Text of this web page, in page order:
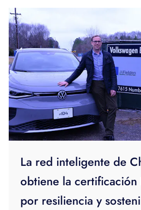
La red inteligente de
obtiene la certificación
por resiliencia y